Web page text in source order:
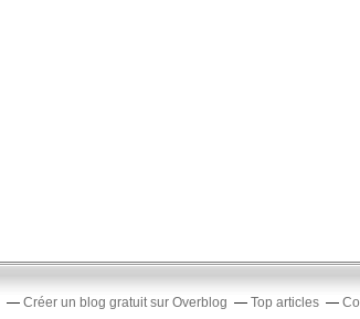
Créer un blog gratuit sur Overblog Top articles